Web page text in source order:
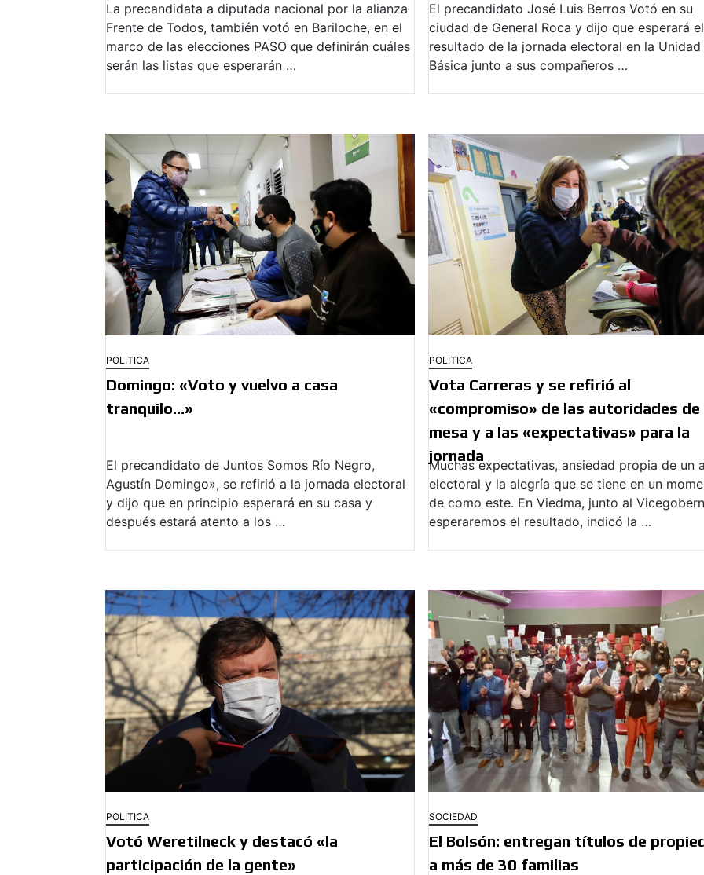
La precandidata a diputada nacional por la alianza
Frente de Todos, también votó en Bariloche, en el
marco de las elecciones PASO que definirán cuáles
serán las listas que esperarán …
El precandidato José Luis Berros Votó en su
ciudad de General Roca y dijo que esperará el
resultado de la jornada electoral en la Unidad
Básica junto a sus compañeros …
POLITICA
Domingo: «Voto y vuelvo a casa
tranquilo…»
El precandidato de Juntos Somos Río Negro,
Agustín Domingo», se refirió a la jornada electoral
y dijo que en principio esperará en su casa y
después estará atento a los …
POLITICA
Vota Carreras y se refirió al
«compromiso» de las autoridades de
mesa y a las «expectativas» para la
jornada
Muchas expectativas, ansiedad propia de un
electoral y la alegría que se tiene en un
de como este. En Viedma, junto al
esperaremos el resultado, indicó la …
POLITICA
Votó Weretilneck y destacó «la
participación de la gente»
SOCIEDAD
El Bolsón: entregan títulos de
a más de 30 familias